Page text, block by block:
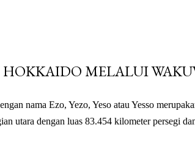
MELALUI
nama Ezo, Yezo, Yeso atau Yesso
utara dengan luas 83.454 kilometer persegi